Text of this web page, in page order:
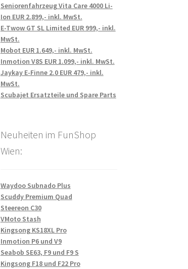
Seniorenfahrzeug Vita Care 4000 Li-
Ion EUR 2.899,- inkl. MwSt.
E-Twow GT SL Limited EUR 999,- inkl.
MwSt.
Mobot EUR 1.649,- inkl. MwSt.
Inmotion V8S EUR 1.099,- inkl. MwSt.
Jaykay E-Finne 2.0 EUR 479,- inkl.
MwSt.
Scubajet Ersatzteile und Spare Parts
Neuheiten im FunShop
Wien:
Waydoo Subnado Plus
Scuddy Premium Quad
Steereon C30
VMoto Stash
Kingsong KS18XL Pro
Inmotion P6 und V9
Seabob SE63, F9 und F9 S
Kingsong F18 und F22 Pro